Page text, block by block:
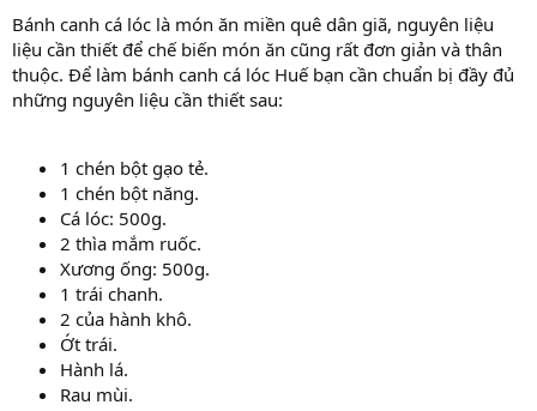
Bánh canh cá lóc là món ăn miền quê dân giã, nguyên liệu
liệu cần thiết để chế biến món ăn cũng rất đơn giản và thân
thuộc. Để làm bánh canh cá lóc Huế bạn cần chuẩn bị đầy đủ
những nguyên liệu cần thiết sau:
1 chén bột gạo tẻ.
1 chén bột năng.
Cá lóc: 500g.
2 thìa mắm ruốc.
Xương ống: 500g.
1 trái chanh.
2 của hành khô.
Ớt trái.
Hành lá.
Rau mùi.